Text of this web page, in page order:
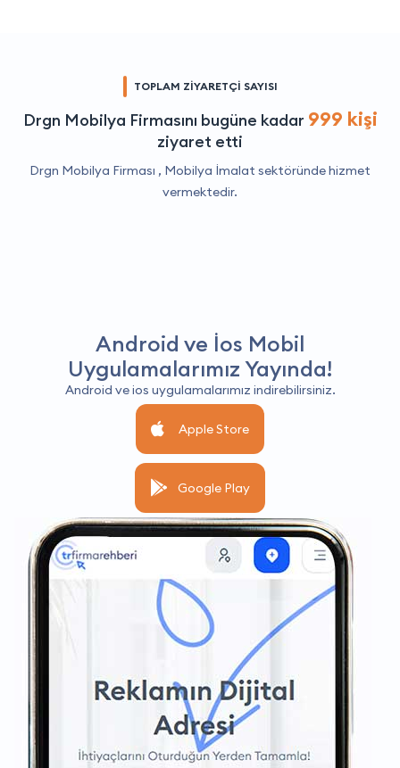
TOPLAM ZİYARETÇİ SAYISI
Drgn Mobilya Firmasını bugüne kadar 999 kişi
ziyaret etti
Drgn Mobilya Firması , Mobilya İmalat sektöründe hizmet
vermektedir.
Android ve İos Mobil
Uygulamalarımız Yayında!
Android ve ios uygulamalarımız indirebilirsiniz.
Apple Store
Google Play